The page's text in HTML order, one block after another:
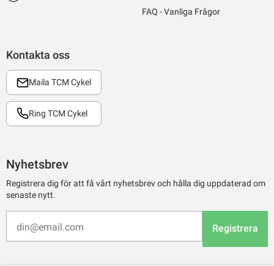
Kontakta oss
Maila TCM Cykel
Ring TCM Cykel
FAQ - Vanliga Frågor
Nyhetsbrev
Registrera dig för att få vårt nyhetsbrev och hålla dig uppdaterad om
senaste nytt.
Registrera